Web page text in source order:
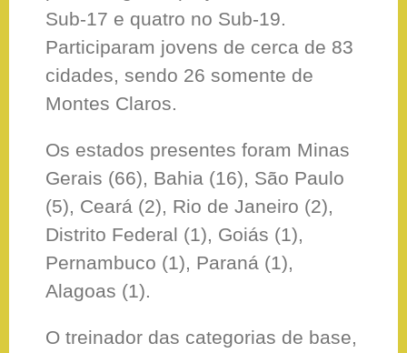
Sub-17 e quatro no Sub-19.
Participaram jovens de cerca de 83
cidades, sendo 26 somente de
Montes Claros.
Os estados presentes foram Minas
Gerais (66), Bahia (16), São Paulo
(5), Ceará (2), Rio de Janeiro (2),
Distrito Federal (1), Goiás (1),
Pernambuco (1), Paraná (1),
Alagoas (1).
O treinador das categorias de base,